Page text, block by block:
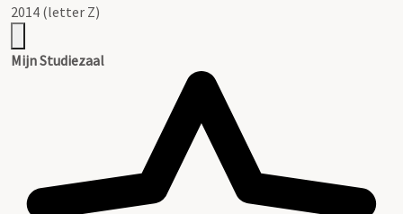
2014 (letter Z)
Mijn Studiezaal